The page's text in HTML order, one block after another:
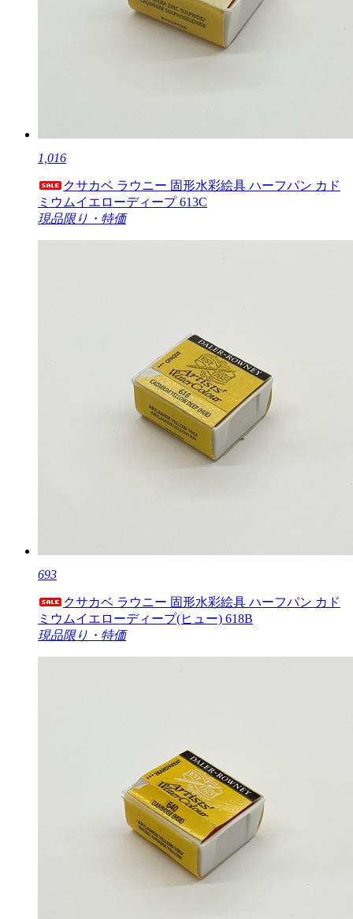
1,016
クサカベ ラウニー 固形水彩絵具 ハーフパン カド
ミウムイエローディープ 613C
現品限り・特価
693
クサカベ ラウニー 固形水彩絵具 ハーフパン カド
ミウムイエローディープ(ヒュー) 618B
現品限り・特価